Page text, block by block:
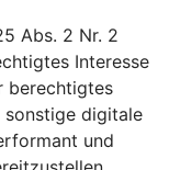
Abs. 2 Nr. 2
Interesse
berechtigtes
sonstige digitale
und